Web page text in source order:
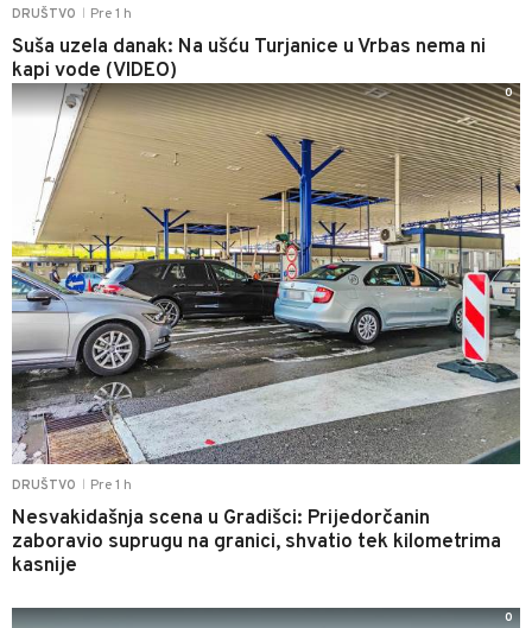
DRUŠTVO Pre 1 h
Suša uzela danak: Na ušću Turjanice u Vrbas nema ni
kapi vode (VIDEO)
DRUŠTVO Pre 1 h
Nesvakidašnja scena u Gradišci: Prijedorčanin
zaboravio suprugu na granici, shvatio tek kilometrima
kasnije
0
0